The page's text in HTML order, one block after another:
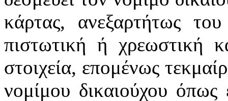
κάρτας, ανεξαρτήτως
πιστωτική ή χρεωστική
στοιχεία, επομένως
νομίμου δικαιούχου όπως